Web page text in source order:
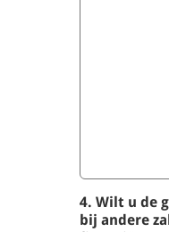
4. Wilt u de
bij andere